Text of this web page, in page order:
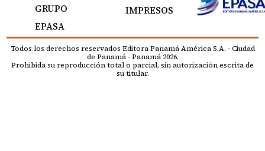
GRUPO
EPASA
IMPRESOS
Todos los derechos reservados Editora Panamá América S.A. - Ciudad
de Panamá - Panamá 2026.
Prohibida su reproducción total o parcial, sin autorización escrita de
su titular.